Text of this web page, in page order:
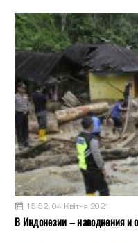
15:52, 04 Квітня 2021
В Индонезии – наводнения и